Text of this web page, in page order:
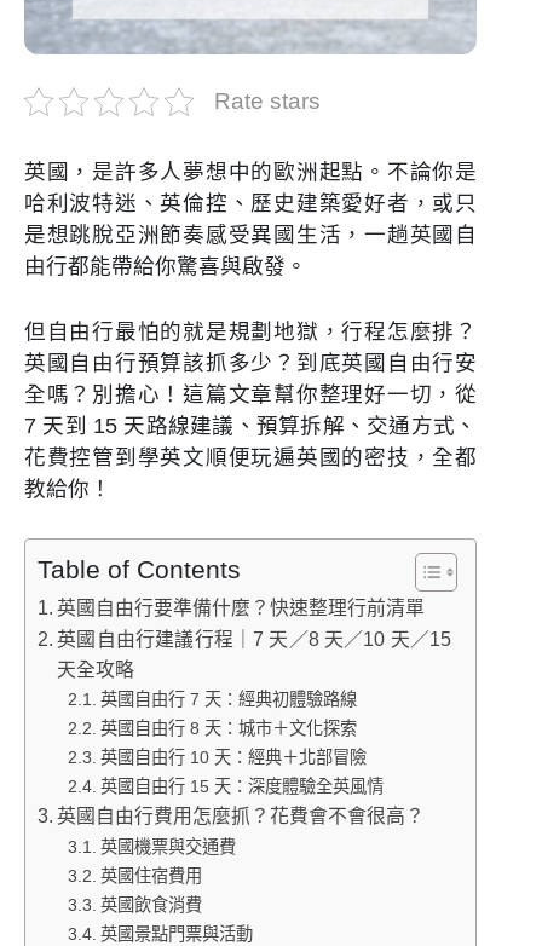
Rate stars
英國，是許多人夢想中的歐洲起點。不論你是
哈利波特迷、英倫控、歷史建築愛好者，或只
是想跳脫亞洲節奏感受異國生活，一趟英國自
由行都能帶給你驚喜與啟發。
但自由行最怕的就是規劃地獄，行程怎麼排？
英國自由行預算該抓多少？到底英國自由行安
全嗎？別擔心！這篇文章幫你整理好一切，從
7 天到 15 天路線建議、預算拆解、交通方式、
花費控管到學英文順便玩遍英國的密技，全都
教給你！
Table of Contents
英國自由行要準備什麼？快速整理行前清單
英國自由行建議行程｜7 天／8 天／10 天／15
天全攻略
英國自由行 7 天：經典初體驗路線
英國自由行 8 天：城市＋文化探索
英國自由行 10 天：經典＋北部冒險
英國自由行 15 天：深度體驗全英風情
英國自由行費用怎麼抓？花費會不會很高？
英國機票與交通費
英國住宿費用
英國飲食消費
英國景點門票與活動